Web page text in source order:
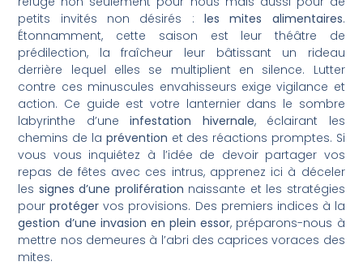
petits invités non désirés : les mites alimentaires.
Étonnamment, cette saison est leur théâtre de
prédilection, la fraîcheur leur bâtissant un rideau
derrière lequel elles se multiplient en silence. Lutter
contre ces minuscules envahisseurs exige vigilance et
action. Ce guide est votre lanternier dans le sombre
labyrinthe d’uneinfestation hivernale, éclairant les
chemins de la prévention et des réactions promptes. Si
vous vous inquiétez à l’idée de devoir partager vos
repas de fêtes avec ces intrus, apprenez ici à déceler
les signes d’une prolifération naissante et les stratégies
pourprotéger vos provisions. Des premiers indices à la
gestion d’une invasion en plein essor, préparons-nous à
mettre nos demeures à l’abri des caprices voraces des
mites.